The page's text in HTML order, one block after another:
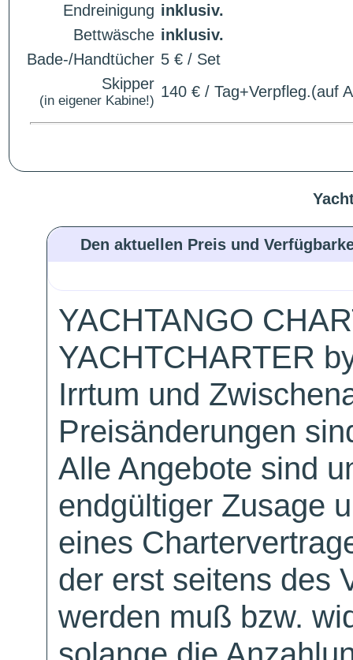
Endreinigung inklusiv.
Bettwäsche inklusiv.
Bade-/Handtücher 5 € / Set
Skipper
(in eigener Kabine!)
140 € / Tag+Verpfleg.(auf
Den aktuellen Preis und
YACHTANGO
YACHTCHARTER
Irrtum und
Preisänderungen
Alle Angebote sind
endgültiger Zusage
eines
der erst seitens des
werden muß bzw.